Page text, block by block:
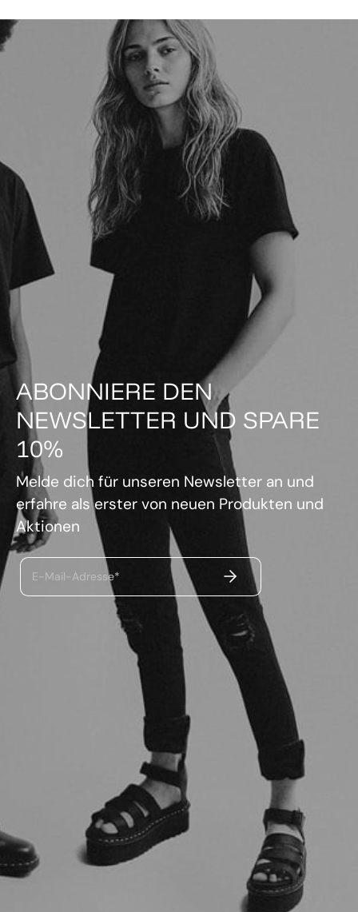
ABONNIERE DEN
NEWSLETTER UND SPARE
10%
Melde dich für unseren Newsletter an und
erfahre als erster von neuen Produkten und
Aktionen
E-Mail-Adresse* ABSENDEN